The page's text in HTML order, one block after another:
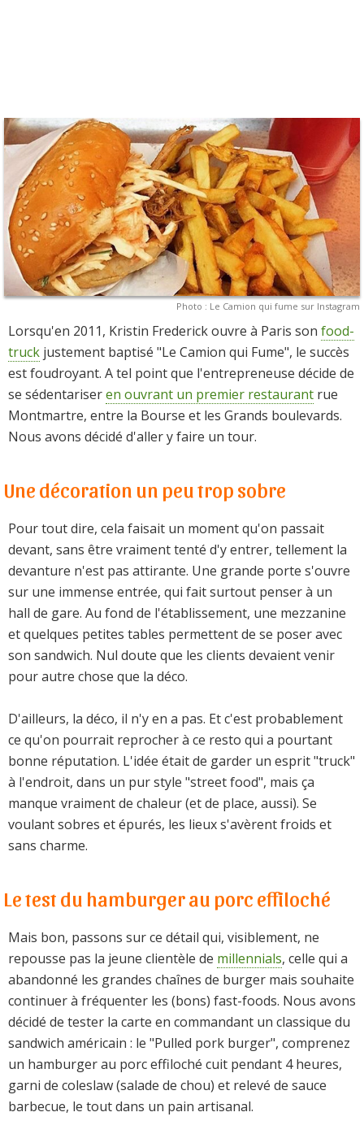
Photo : Le Camion qui fume sur Instagram
Lorsqu'en 2011, Kristin Frederick ouvre à Paris son food-
truck justement baptisé "Le Camion qui Fume", le succès
est foudroyant. A tel point que l'entrepreneuse décide de
se sédentariseren ouvrant un premier restaurant rue
Montmartre, entre la Bourse et les Grands boulevards.
Nous avons décidé d'aller y faire un tour.
Une décoration un peu trop sobre
Pour tout dire, cela faisait un moment qu'on passait
devant, sans être vraiment tenté d'y entrer, tellement la
devanture n'est pas attirante. Une grande porte s'ouvre
sur une immense entrée, qui fait surtout penser à un
hall de gare. Au fond de l'établissement, une mezzanine
et quelques petites tables permettent de se poser avec
son sandwich. Nul doute que les clients devaient venir
pour autre chose que la déco.
D'ailleurs, la déco, il n'y en a pas. Et c'est probablement
ce qu'on pourrait reprocher à ce resto qui a pourtant
bonne réputation. L'idée était de garder un esprit "truck"
à l'endroit, dans un pur style "street food", mais ça
manque vraiment de chaleur (et de place, aussi). Se
voulant sobres et épurés, les lieux s'avèrent froids et
sans charme.
Le test du hamburger au porc effiloché
Mais bon, passons sur ce détail qui, visiblement, ne
repousse pas la jeune clientèle de millennials, celle qui a
abandonné les grandes chaînes de burger mais souhaite
continuer à fréquenter les (bons) fast-foods. Nous avons
décidé de tester la carte en commandant un classique du
sandwich américain : le "Pulled pork burger", comprenez
un hamburger au porc effiloché cuit pendant 4 heures,
garni de coleslaw (salade de chou) et relevé de sauce
barbecue, le tout dans un pain artisanal.